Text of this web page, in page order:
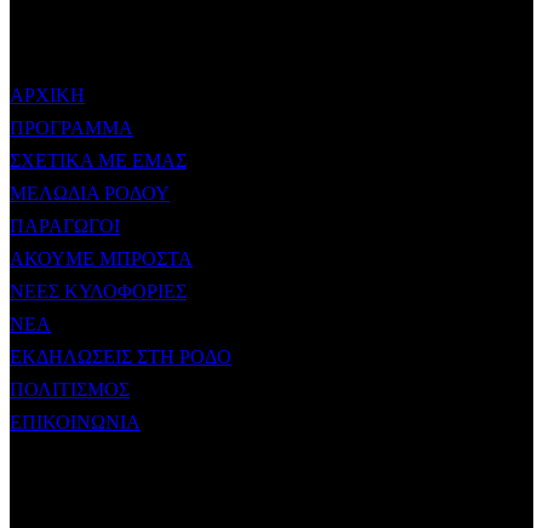
ΑΡΧΙΚΗ
ΠΡΟΓΡΑΜΜΑ
ΣΧΕΤΙΚΑ ΜΕ ΕΜΑΣ
ΜΕΛΩΔΙΑ ΡΟΔΟΥ
ΠΑΡΑΓΩΓΟΙ
ΑΚΟΥΜΕ ΜΠΡΟΣΤΑ
ΝΕΕΣ ΚΥΛΟΦΟΡΙΕΣ
ΝΕΑ
ΕΚΔΗΛΩΣΕΙΣ ΣΤΗ ΡΟΔΟ
ΠΟΛΙΤΙΣΜΟΣ
ΕΠΙΚΟΙΝΩΝΙΑ